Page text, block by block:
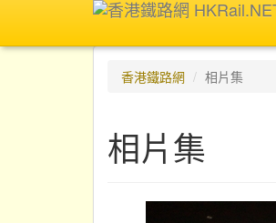
香港鐵路網 相片集
相片集